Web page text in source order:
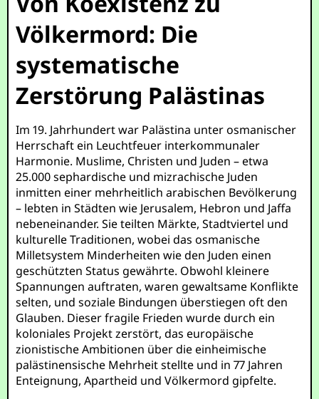
Völkermord: Die
systematische
Zerstörung Palästinas
Im 19. Jahrhundert war Palästina unter osmanischer
Herrschaft ein Leuchtfeuer interkommunaler
Harmonie. Muslime, Christen und Juden – etwa
25.000 sephardische und mizrachische Juden
inmitten einer mehrheitlich arabischen Bevölkerung
– lebten in Städten wie Jerusalem, Hebron und Jaffa
nebeneinander. Sie teilten Märkte, Stadtviertel und
kulturelle Traditionen, wobei das osmanische
Milletsystem Minderheiten wie den Juden einen
geschützten Status gewährte. Obwohl kleinere
Spannungen auftraten, waren gewaltsame Konflikte
selten, und soziale Bindungen überstiegen oft den
Glauben. Dieser fragile Frieden wurde durch ein
koloniales Projekt zerstört, das europäische
zionistische Ambitionen über die einheimische
palästinensische Mehrheit stellte und in 77 Jahren
Enteignung, Apartheid und Völkermord gipfelte.